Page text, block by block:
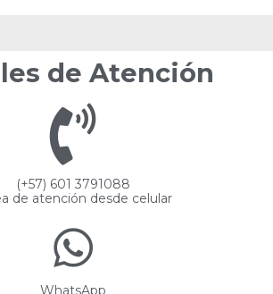
de Atención
(+57) 601 3791088
de atención desde celular
WhatsApp